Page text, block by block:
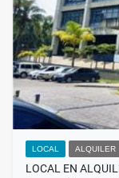
LOCAL ALQUILER
LOCAL EN